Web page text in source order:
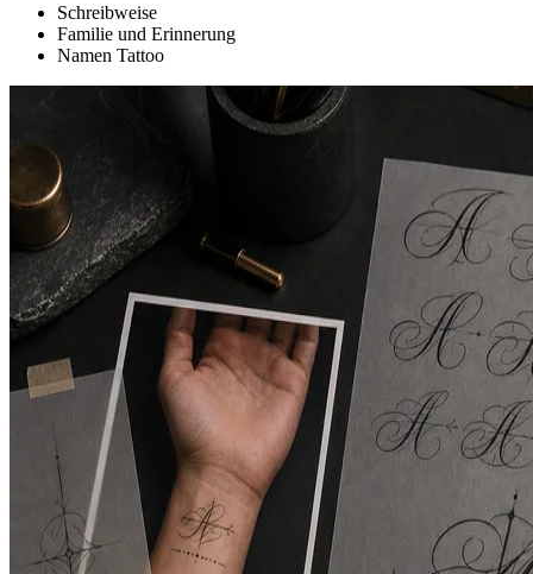
Schreibweise
Familie und Erinnerung
Namen Tattoo